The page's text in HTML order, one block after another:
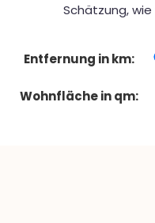
Schätzung,
Entfernung in km:
Wohnfläche in qm: